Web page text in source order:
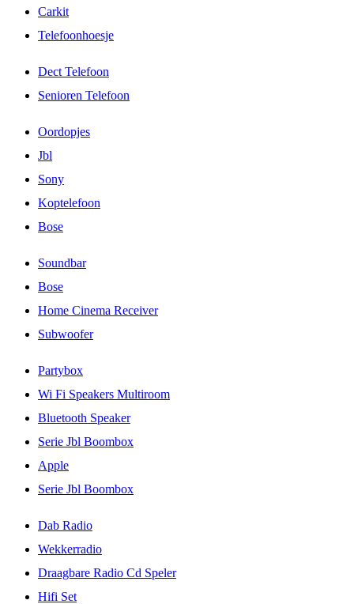
Carkit
Telefoonhoesje
Dect Telefoon
Senioren Telefoon
Oordopjes
Jbl
Sony
Koptelefoon
Bose
Soundbar
Bose
Home Cinema Receiver
Subwoofer
Partybox
Wi Fi Speakers Multiroom
Bluetooth Speaker
Serie Jbl Boombox
Apple
Serie Jbl Boombox
Dab Radio
Wekkerradio
Draagbare Radio Cd Speler
Hifi Set